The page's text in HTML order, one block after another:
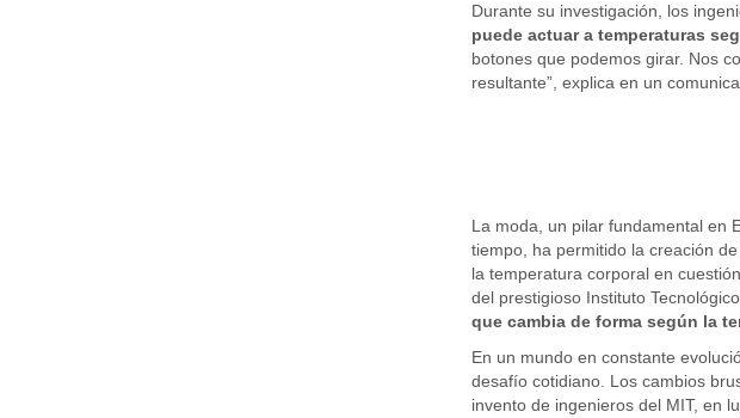
Durante su investigación, los
puede actuar a temperaturas
botones que podemos girar. Nos
resultante”, explica en un
La moda, un pilar fundamental en
tiempo, ha permitido la creación
la temperatura corporal en
del prestigioso Instituto
que cambia de forma según la
En un mundo en constante
desafío cotidiano. Los cambios
invento de ingenieros del MIT, en